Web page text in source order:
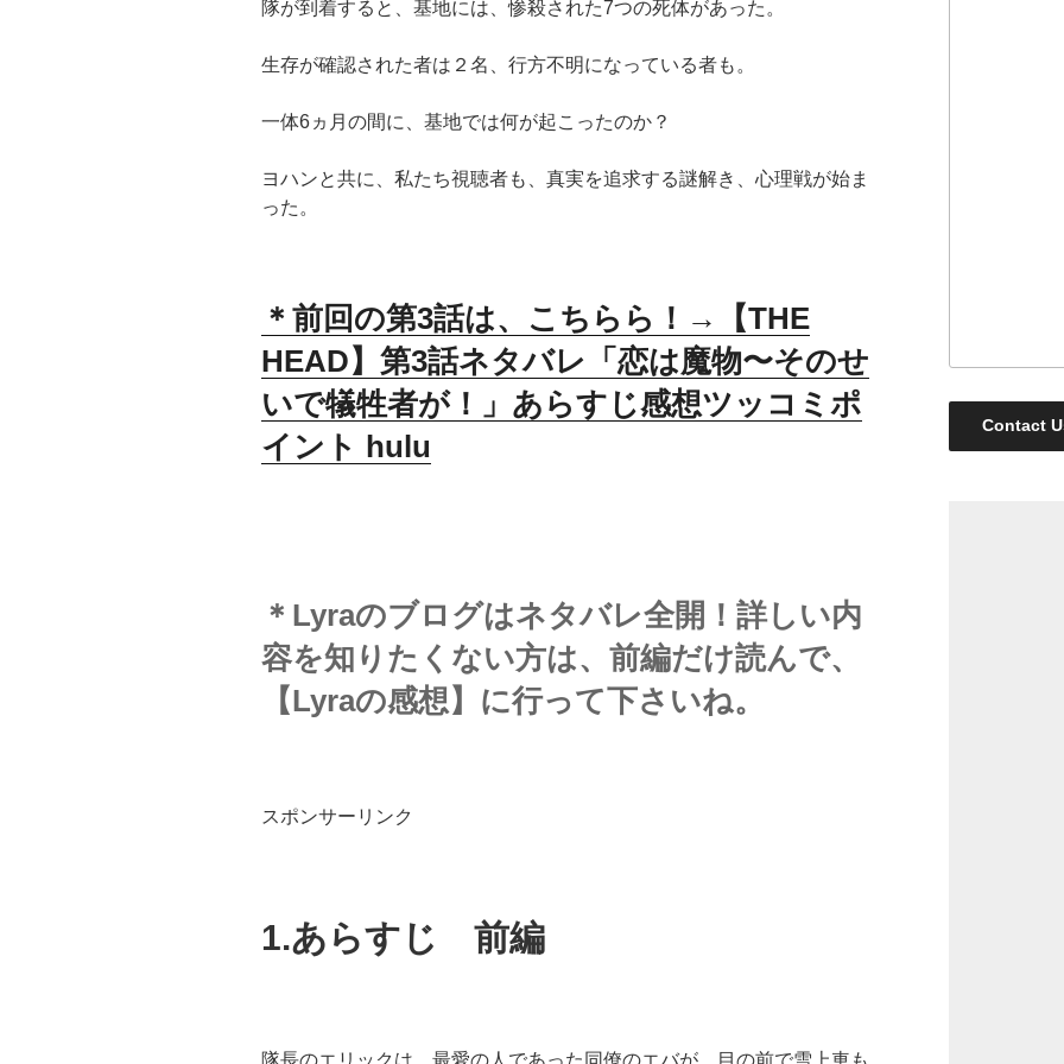
隊が到着すると、基地には、惨殺された7つの死体があった。
生存が確認された者は２名、行方不明になっている者も。
一体6ヵ月の間に、基地では何が起こったのか？
ヨハンと共に、私たち視聴者も、真実を追求する謎解き、心理戦が始ま
った。
＊前回の第3話は、こちらら！→【THE
HEAD】第3話ネタバレ「恋は魔物〜そのせ
いで犠牲者が！」あらすじ感想ツッコミポ
イント hulu
＊Lyraのブログはネタバレ全開！詳しい内
容を知りたくない方は、前編だけ読んで、
【Lyraの感想】に行って下さいね。
スポンサーリンク
1.あらすじ 前編
Contact